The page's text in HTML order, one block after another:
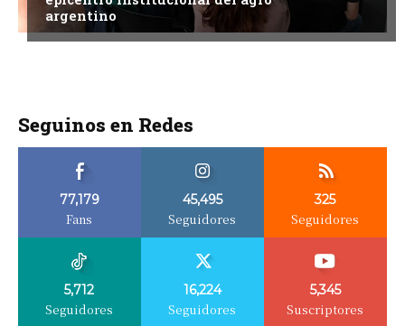
argentino
Seguinos en Redes
77,179
Fans
45,495
Seguidores
325
Seguidores
5,712
Seguidores
16,224
Seguidores
5,345
Suscriptores